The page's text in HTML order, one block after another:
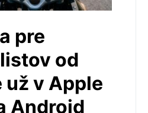
pre
od
už v Apple
Android